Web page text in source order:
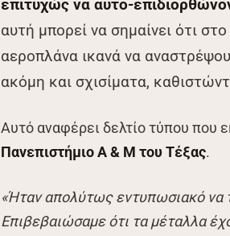
επιτυχώς να αυτο-
αυτή μπορεί να σημαίνει ότι
αεροπλάνα ικανά να
ακόμη και σχισίματα,
Αυτό αναφέρει δελτίο τύπου που
Πανεπιστήμιο Α & Μ του Τέξας.
«Ήταν απολύτως εντυπωσιακό να
Επιβεβαιώσαμε ότι τα μέταλλα